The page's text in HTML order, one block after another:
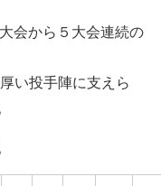
会から５大会連続の
い投手陣に支えら